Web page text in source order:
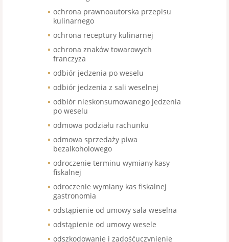
ochrona prawnoautorska przepisu
kulinarnego
ochrona receptury kulinarnej
ochrona znaków towarowych
franczyza
odbiór jedzenia po weselu
odbiór jedzenia z sali weselnej
odbiór nieskonsumowanego jedzenia
po weselu
odmowa podziału rachunku
odmowa sprzedaży piwa
bezalkoholowego
odroczenie terminu wymiany kasy
fiskalnej
odroczenie wymiany kas fiskalnej
gastronomia
odstąpienie od umowy sala weselna
odstąpienie od umowy wesele
odszkodowanie i zadośćuczynienie